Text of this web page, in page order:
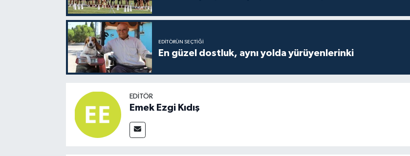
EDITÖRÜN SEÇTIĞI
En güzel dostluk, aynı yolda yürüyenlerinki
EDITÖR
Emek Ezgi Kıdış